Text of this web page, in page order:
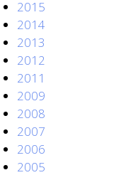
2015
2014
2013
2012
2011
2009
2008
2007
2006
2005